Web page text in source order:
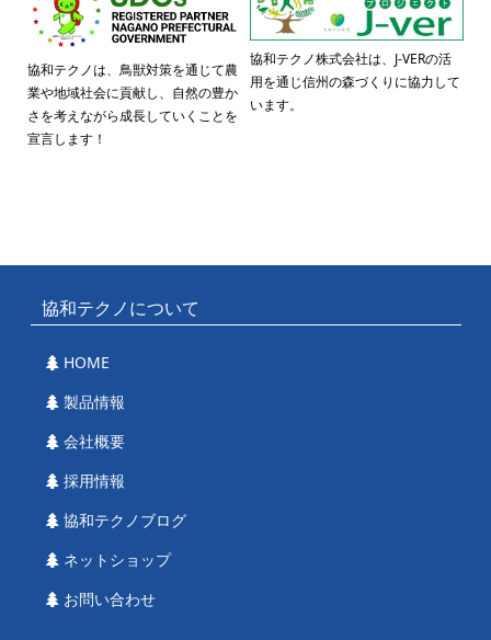
協和テクノは、鳥獣対策を通じて農
業や地域社会に貢献し、自然の豊か
さを考えながら成長していくことを
宣言します！
協和テクノ株式会社は、J-VERの活
用を通じ信州の森づくりに協力して
います。
協和テクノについて
HOME
製品情報
会社概要
採用情報
協和テクノブログ
ネットショップ
お問い合わせ